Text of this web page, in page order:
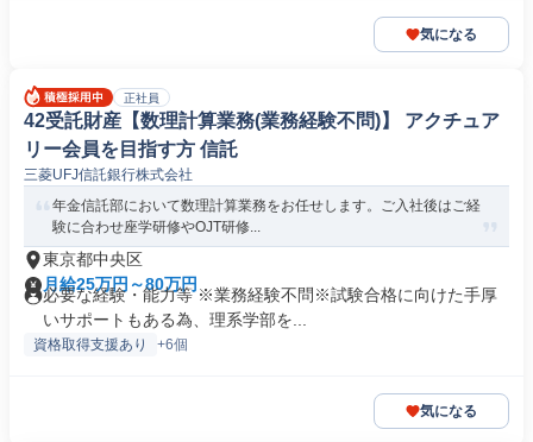
気になる
正社員
42受託財産【数理計算業務(業務経験不問)】 アクチュア
リー会員を目指す方 信託
三菱UFJ信託銀行株式会社
年金信託部において数理計算業務をお任せします。ご入社後はご経
験に合わせ座学研修やOJT研修...
東京都中央区
月給25万円～80万円
必要な経験・能力等 ※業務経験不問※試験合格に向けた手厚
いサポートもある為、理系学部を...
資格取得支援あり +6個
気になる